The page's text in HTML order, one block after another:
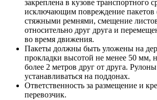
закреплена в кузове транспортного
исключающим повреждение пакетов
стяжными ремнями, смещение
относительно друг друга и
во время движения.
Пакеты должны быть уложены на
прокладки высотой не менее 50 мм,
более 2 метров друг от друга.
устанавливаться на поддонах.
Ответственность за размещение и
перевозчик.